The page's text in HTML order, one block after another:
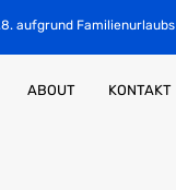
aufgrund Familienurlaubs
ABOUT KONTAKT